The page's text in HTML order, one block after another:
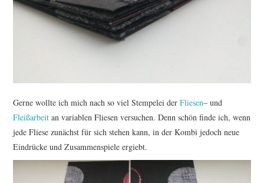
TUTORIALS
PAPIERLIEBE AM
MONTAG
IMPRESSUM
DATENSCHUTZ
Gerne wollte ich mich nach so viel Stempelei derFliesen– und
Fleißarbeit an variablen Fliesen versuchen. Denn schön finde ich, wenn
jede Fliese zunächst für sich stehen kann, in der Kombi jedoch neue
Eindrücke und Zusammenspiele ergiebt.